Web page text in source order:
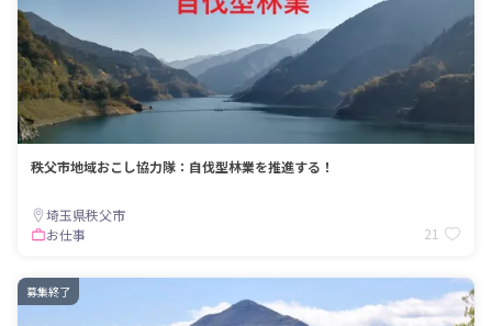
秩父市地域おこし協力隊：自伐型林業を推進する！
埼玉県秩父市
お仕事
21
募集終了